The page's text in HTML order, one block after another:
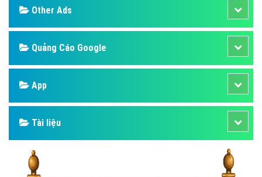
SEO
Banner
Facebook
Google
Bảng giá